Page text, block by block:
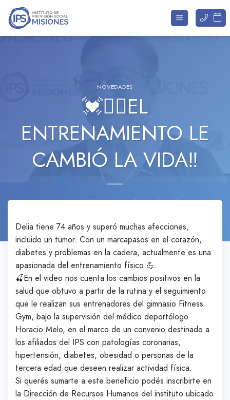
Saltar
contenido
NOVEDADES
💓🏃‍♀️EL
ENTRENAMIENTO LE
CAMBIÓ LA VIDA‼️
Delia tiene 74 años y superó muchas afecciones,
incluido un tumor. Con un marcapasos en el corazón,
diabetes y problemas en la cadera, actualmente es una
apasionada del entrenamiento físico 💪.
🍒En el video nos cuenta los cambios positivos en la
salud que obtuvo a partir de la rutina y el seguimiento
que le realizan sus entrenadores del gimnasio Fitness
Gym, bajo la supervisión del médico deportólogo
Horacio Melo, en el marco de un convenio destinado a
los afiliados del IPS con patologías coronarias,
hipertensión, diabetes, obesidad o personas de la
tercera edad que deseen realizar actividad física.
Si querés sumarte a este beneficio podés inscribirte en
la Dirección de Recursos Humanos del instituto ubicado